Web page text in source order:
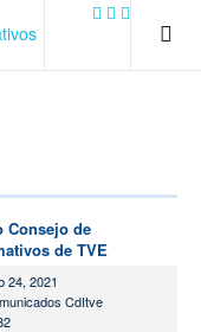
#eaeaea; padding:
Consejo de
de TVE
24, 2021
CdItve